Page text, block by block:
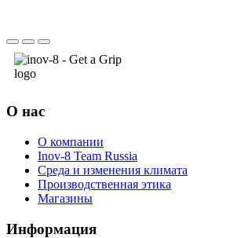
О нас
О компании
Inov-8 Team Russia
Среда и изменения климата
Производственная этика
Магазины
Информация